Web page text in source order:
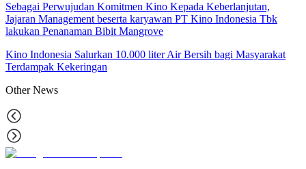
Sebagai Perwujudan Komitmen Kino Kepada Keberlanjutan,
Jajaran Management beserta karyawan PT Kino Indonesia Tbk
lakukan Penanaman Bibit Mangrove
Kino Indonesia Salurkan 10.000 liter Air Bersih bagi Masyarakat
Terdampak Kekeringan
OtherNews